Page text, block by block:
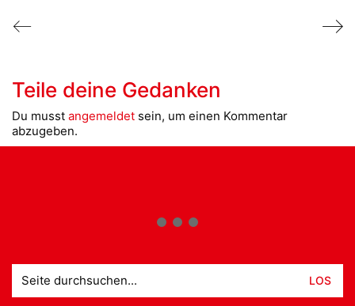
Teile deine Gedanken
Du musst angemeldet sein, um einen Kommentar
abzugeben.
nach: